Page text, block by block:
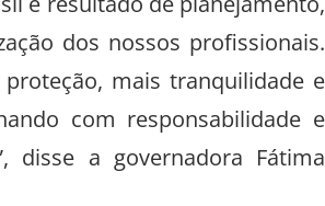
é resultado de planejamento,
dos nossos profissionais.
mais tranquilidade e
com responsabilidade e
disse a governadora Fátima